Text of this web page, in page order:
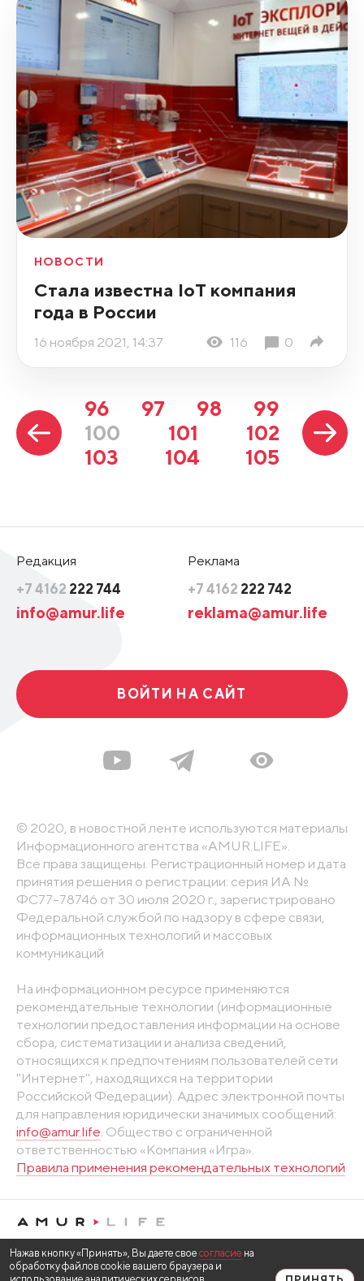
НОВОСТИ
Стала известна IoT компания
года в России
16 ноября 2021, 14:37 116 0
96 97 98
99
100
101
102
103
104 105
Редакция
+7 4162 222 744
info@amur.life
Реклама
+7 4162 222 742
reklama@amur.life
ВОЙТИ НА САЙТ
© 2020, в новостной ленте используются материалы
Информационного агентства «AMUR.LIFE».
Все права защищены. Регистрационный номер и дата
принятия решения о регистрации: серия ИА №
ФС77-78746 от 30 июля 2020 г., зарегистрировано
Федеральной службой по надзору в сфере связи,
информационных технологий и массовых
коммуникаций
На информационном ресурсе применяются
рекомендательные технологии (информационные
технологии предоставления информации на основе
сбора, систематизации и анализа сведений,
относящихся к предпочтениям пользователей сети
"Интернет", находящихся на территории
Российской Федерации). Адрес электронной почты
для направления юридически значимых сообщений:
info@amur.life. Общество с ограниченной
ответственностью «Компания «Игра».
Правила применения рекомендательных технологий
Нажав кнопку «Принять», Вы даете свое согласие на
обработку файлов cookie вашего браузера и